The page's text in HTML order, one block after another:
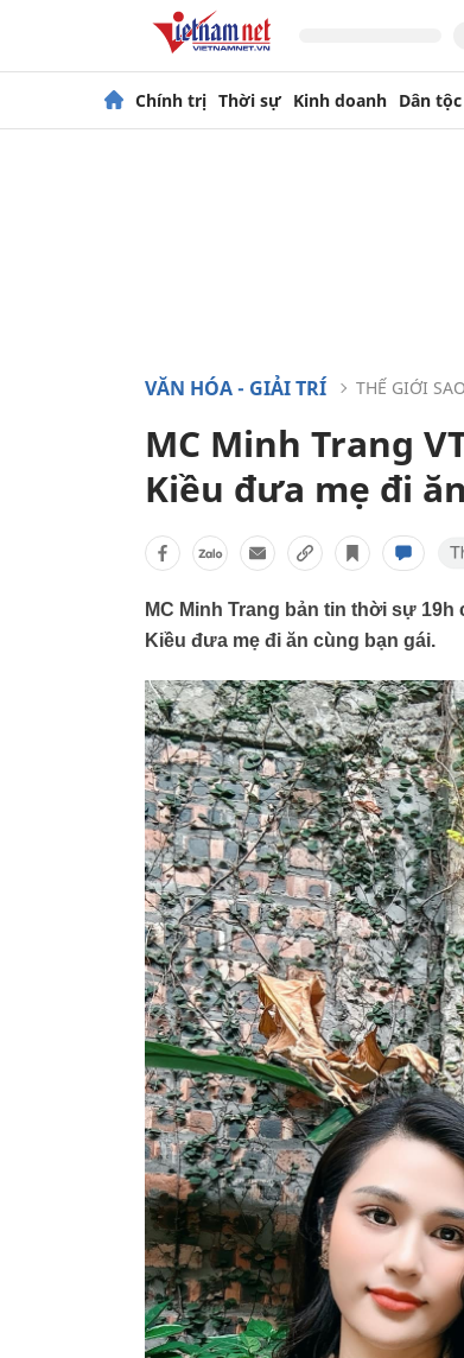
Chính trị Thời sự Kinh doanh Dân
VĂN HÓA - GIẢI TRÍ THẾ GIỚI SAO
MC Minh Trang
Kiều đưa mẹ đi
MC Minh Trang bản tin thời sự
Kiều đưa mẹ đi ăn cùng bạn gái.